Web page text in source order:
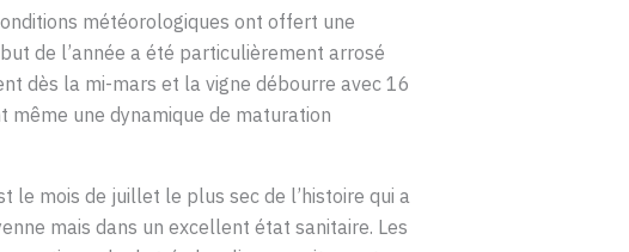
météorologiques ont offert une
de l’année a été particulièrement arrosé
dès la mi-mars et la vigne débourre avec 16
même une dynamique de maturation
le mois de juillet le plus sec de l’histoire qui a
mais dans un excellent état sanitaire. Les